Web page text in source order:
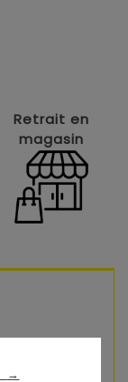
→
Retrait en
magasin